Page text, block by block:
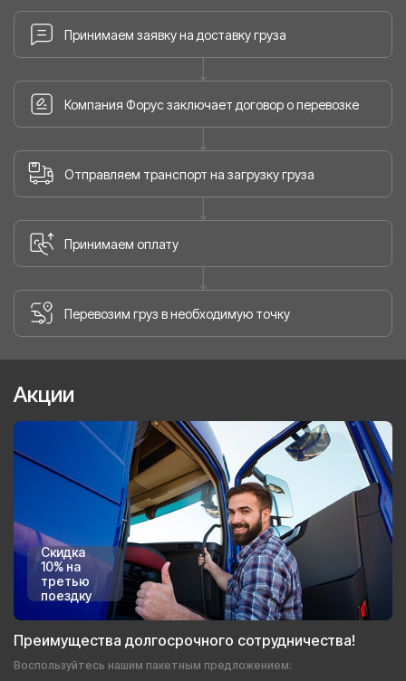
Принимаем заявку на доставку груза
Компания Форус заключает договор о перевозке
Отправляем транспорт на загрузку груза
Принимаем оплату
Перевозим груз в необходимую точку
Акции
Скидка
10% на
третью
поездку
Преимущества долгосрочного сотрудничества!
Воспользуйтесь нашим пакетным предложением: